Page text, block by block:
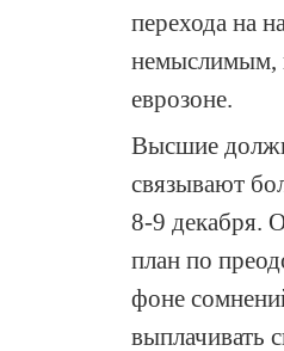
перехода на
немыслимым,
еврозоне.
Высшие
связывают
8-9 декабря.
план по
фоне
выплачивать